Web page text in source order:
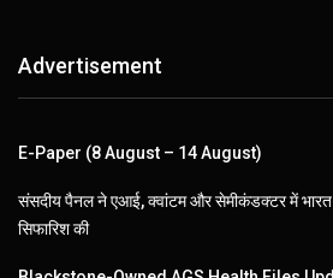
Advertisement
E-Paper (8 August – 14 August)
संसदीय पैनल ने एआई, क्वांटम और सेमीकंडक्टर में
सिफारिश की